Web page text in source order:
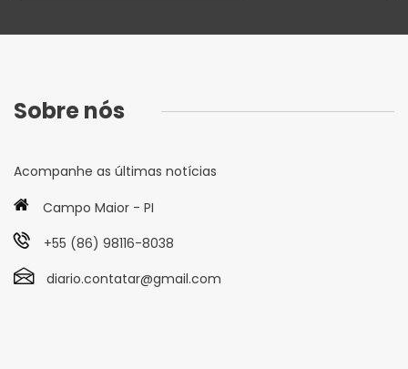
Sobre nós
Acompanhe as últimas notícias
Campo Maior - PI
+55 (86) 98116-8038
diario.contatar@gmail.com